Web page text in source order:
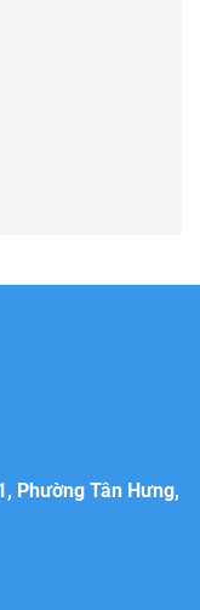
Phường Tân Hưng,